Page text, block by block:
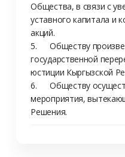
Общества, в связи с
уставного капитала и
акций.
5.	Обществу произвести процедуру
государственной
юстиции Кыргызской
6.	Обществу осуществить необходимые
мероприятия,